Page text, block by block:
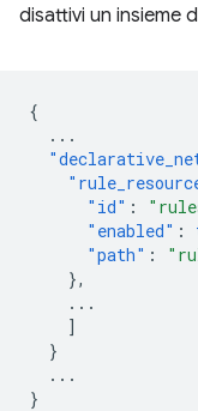
disattivi un insieme
{
...
"id" :
"enabled" :
"path" :
},
...
]
}
...
}